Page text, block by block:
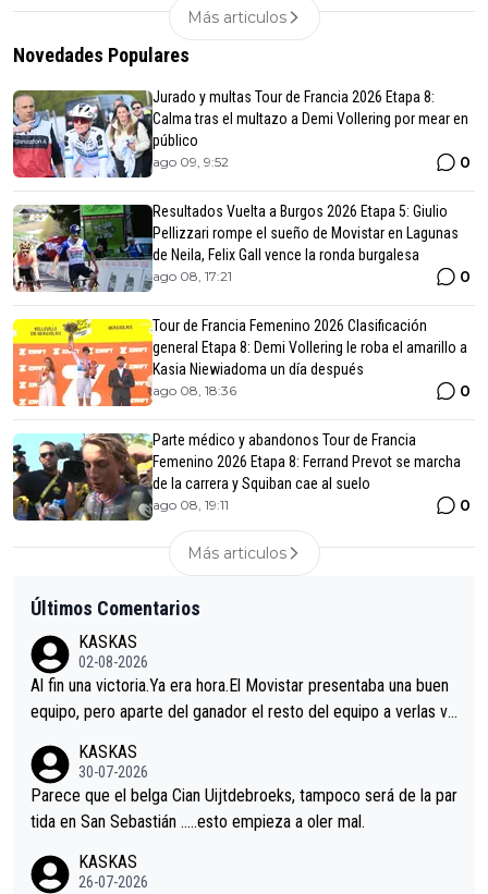
Más articulos
Novedades Populares
Jurado y multas Tour de Francia 2026 Etapa 8:
Calma tras el multazo a Demi Vollering por mear en
público
ago 09, 9:52 0
Resultados Vuelta a Burgos 2026 Etapa 5: Giulio
Pellizzari rompe el sueño de Movistar en Lagunas
de Neila, Felix Gall vence la ronda burgalesa
ago 08, 17:21 0
Tour de Francia Femenino 2026 Clasificación
general Etapa 8: Demi Vollering le roba el amarillo a
Kasia Niewiadoma un día después
ago 08, 18:36 0
Parte médico y abandonos Tour de Francia
Femenino 2026 Etapa 8: Ferrand Prevot se marcha
de la carrera y Squiban cae al suelo
ago 08, 19:11 0
Más articulos
Últimos Comentarios
KASKAS
02-08-2026
Al fin una victoria.Ya era hora.El Movistar presentaba una buen
equipo, pero aparte del ganador el resto del equipo a verlas ve
s.La única buena noticia es la mejoría de Enric Más en San Seb
astian.Si en la Vuelta a Burgos sigue la mejoría, podríamos ten
er alguna sorpresa en la Vuelta.Ojalá.
KASKAS
30-07-2026
Parece que el belga Cian Uijtdebroeks, tampoco será de la par
tida en San Sebastián …..esto empieza a oler mal.
KASKAS
26-07-2026